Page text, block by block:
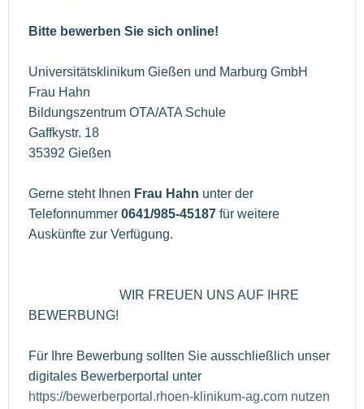
Bitte bewerben Sie sich online!
Universitätsklinikum Gießen und Marburg GmbH
Frau Hahn
Bildungszentrum OTA/ATA Schule
Gaffkystr. 18
35392 Gießen
Gerne steht Ihnen Frau Hahn unter der
Telefonnummer 0641/985-45187 für weitere
Auskünfte zur Verfügung.
WIR FREUEN UNS AUF IHRE
BEWERBUNG!
Für Ihre Bewerbung sollten Sie ausschließlich unser
digitales Bewerberportal unter
https://bewerberportal.rhoen-klinikum-ag.com nutzen